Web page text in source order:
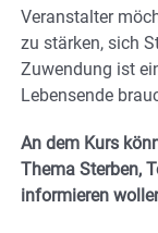
Veranstalter
zu stärken, sich
Zuwendung ist
Lebensende
An dem Kurs
Thema Sterben,
informieren